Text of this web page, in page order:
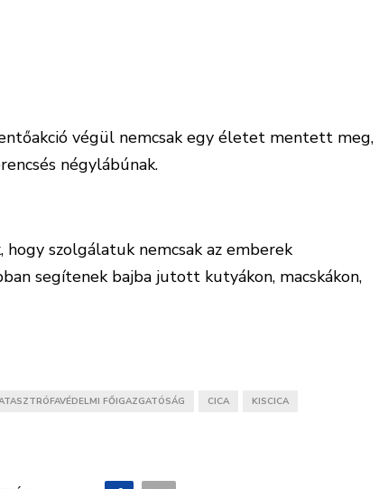
végül nemcsak egy életet mentett meg,
négylábúnak.
szolgálatuk nemcsak az emberek
segítenek bajba jutott kutyákon, macskákon,
FŐIGAZGATÓSÁG CICA KISCICA